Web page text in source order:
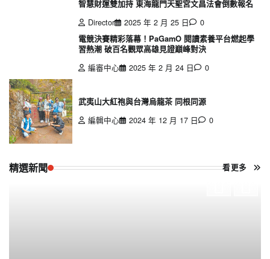
智慧財運雙加持 東海龍門天聖宮文昌法會倒數報名
Director
2025 年 2 月 25 日
0
電競決賽精彩落幕！PaGamO 閱讀素養平台燃起學
習熱潮 破百名觀眾高雄見證巔峰對決
編審中心
2025 年 2 月 24 日 0
武夷山大紅袍與台灣烏龍茶 同根同源
編輯中心
2024 年 12 月 17 日 0
精選新聞 看更多